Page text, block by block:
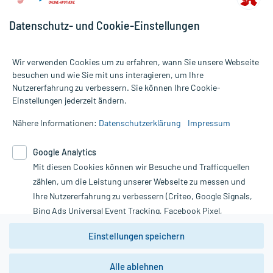
Alle Preise gelten inkl. MwSt., ggf. zzgl. Versandkosten
Informationen auf dieser Website werden ausschließlich für
die Untersuchung und Behandlung durch einen Arzt. Bitte
Therapien eingeleitet werden können. | Diese Webseite benutzt
Google Analytics. Lesen Sie bitte dazu die wichtigen Hinweise in
unserer Datenschutzerklärung. Für den Widerruf einer Bestellung
nutzen Sie das Formular:
Vertrag widerrufen
*Hinweise zu unseren Aktionen und Bewertungen
Datenschutz- und Cookie-Einstellungen
Wir verwenden Cookies um zu erfahren, wann Sie unsere Webseite
besuchen und wie Sie mit uns interagieren, um Ihre
Nutzererfahrung zu verbessern. Sie können Ihre Cookie-
Einstellungen jederzeit ändern.
Nähere Informationen: Datenschutzerklärung Impressum
Google Analytics
Mit diesen Cookies können wir Besuche und Trafficquellen
zählen, um die Leistung unserer Webseite zu messen und
Ihre Nutzererfahrung zu verbessern (Criteo, Google Signals,
Bing Ads Universal Event Tracking, Facebook Pixel,
Youtube-Social Plugin).
Wir weisen darauf hin, dass die
zwingend den Europäischen Anforderungen gem. EU-
Einstellungen speichern
Alle ablehnen